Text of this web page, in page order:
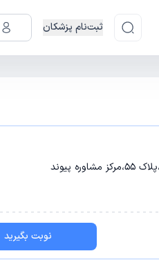
ثبت‌نام پزشکان
نوبت بگیرید